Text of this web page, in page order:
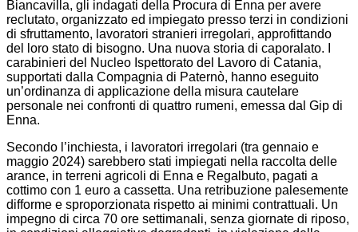
Biancavilla, gli indagati della Procura di Enna per avere
reclutato, organizzato ed impiegato presso terzi in condizioni
di sfruttamento, lavoratori stranieri irregolari, approfittando
del loro stato di bisogno. Una nuova storia di caporalato. I
carabinieri del Nucleo Ispettorato del Lavoro di Catania,
supportati dalla Compagnia di Paternò, hanno eseguito
un’ordinanza di applicazione della misura cautelare
personale nei confronti di quattro rumeni, emessa dal Gip di
Enna.
Secondo l’inchiesta, i lavoratori irregolari (tra gennaio e
maggio 2024) sarebbero stati impiegati nella raccolta delle
arance, in terreni agricoli di Enna e Regalbuto, pagati a
cottimo con 1 euro a cassetta. Una retribuzione palesemente
difforme e sproporzionata rispetto ai minimi contrattuali. Un
impegno di circa 70 ore settimanali, senza giornate di riposo,